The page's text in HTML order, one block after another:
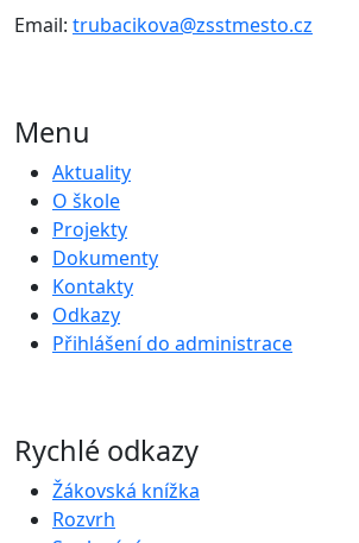
Email: trubacikova@zsstmesto.cz
Menu
Aktuality
O škole
Projekty
Dokumenty
Kontakty
Odkazy
Přihlášení do administrace
Rychlé odkazy
Žákovská knížka
Rozvrh